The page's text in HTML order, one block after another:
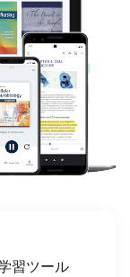
習ツール